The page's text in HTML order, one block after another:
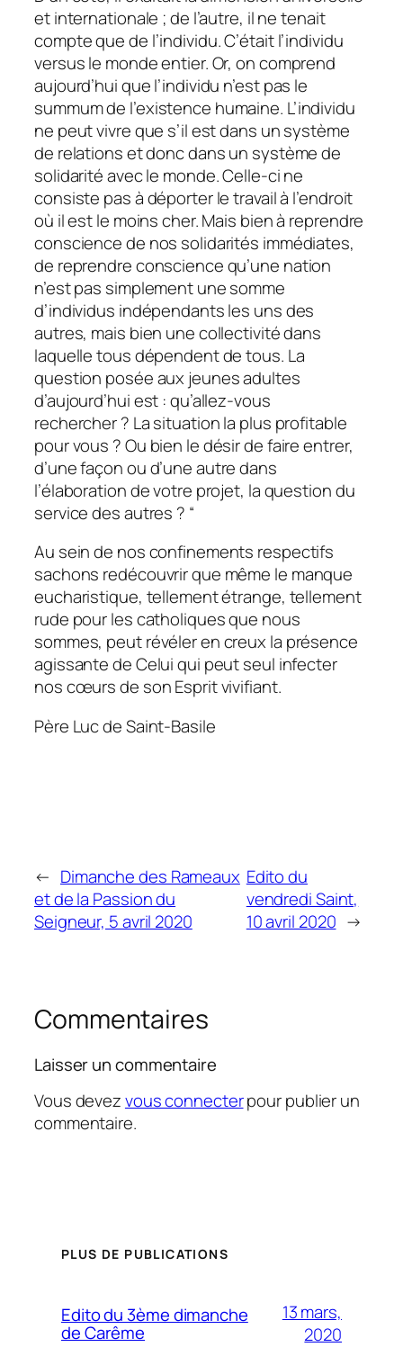
et internationale ; de l’autre, il ne tenait
compte que de l’individu. C’était l’individu
versus le monde entier. Or, on comprend
aujourd’hui que l’individu n’est pas le
summum de l’existence humaine. L’individu
ne peut vivre que s’il est dans un système
de relations et donc dans un système de
solidarité avec le monde. Celle-ci ne
consiste pas à déporter le travail à l’endroit
où il est le moins cher. Mais bien à reprendre
conscience de nos solidarités immédiates,
de reprendre conscience qu’une nation
n’est pas simplement une somme
d’individus indépendants les uns des
autres, mais bien une collectivité dans
laquelle tous dépendent de tous. La
question posée aux jeunes adultes
d’aujourd’hui est : qu’allez-vous
rechercher ? La situation la plus profitable
pour vous ? Ou bien le désir de faire entrer,
d’une façon ou d’une autre dans
l’élaboration de votre projet, la question du
service des autres ? “
Au sein de nos confinements respectifs
sachons redécouvrir que même le manque
eucharistique, tellement étrange, tellement
rude pour les catholiques que nous
sommes, peut révéler en creux la présence
agissante de Celui qui peut seul infecter
nos cœurs de son Esprit vivifiant.
Père Luc de Saint-Basile
← Dimanche des Rameaux
et de la Passion du
Seigneur, 5 avril 2020
Edito du
vendredi Saint,
10 avril 2020 →
Commentaires
Laisser un commentaire
Vous devezvous connecterpour publier un
commentaire.
PLUS DE PUBLICATIONS
Edito du 3ème dimanche
de Carême
13 mars,
2020